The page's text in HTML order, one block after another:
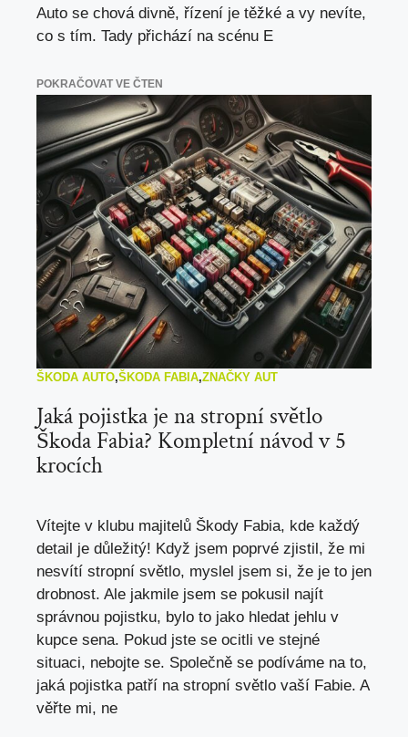
Auto se chová divně, řízení je těžké a vy nevíte,
co s tím. Tady přichází na scénu E
POKRAČOVAT VE ČTEN
ŠKODA AUTO,ŠKODA FABIA,ZNAČKY AUT
Jaká pojistka je na stropní světlo
Škoda Fabia? Kompletní návod v 5
krocích
Vítejte v klubu majitelů Škody Fabia, kde každý
detail je důležitý! Když jsem poprvé zjistil, že mi
nesvítí stropní světlo, myslel jsem si, že je to jen
drobnost. Ale jakmile jsem se pokusil najít
správnou pojistku, bylo to jako hledat jehlu v
kupce sena. Pokud jste se ocitli ve stejné
situaci, nebojte se. Společně se podíváme na to,
jaká pojistka patří na stropní světlo vaší Fabie. A
věřte mi, ne